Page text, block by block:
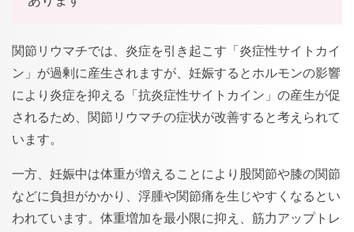
関節リウマチでは、炎症を引き起こす「炎症性サイトカイ
ン」が過剰に産生されますが、妊娠するとホルモンの影響
により炎症を抑える「抗炎症性サイトカイン」の産生が促
されるため、関節リウマチの症状が改善すると考えられて
います。
一方、妊娠中は体重が増えることにより股関節や膝の関節
などに負担がかかり、浮腫や関節痛を生じやすくなるとい
われています。体重増加を最小限に抑え、筋力アップトレ